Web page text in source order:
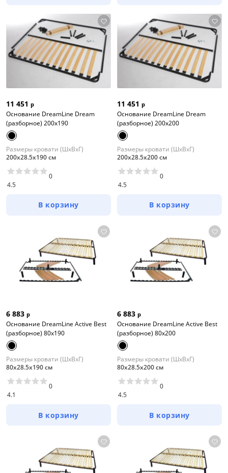
11 451 р
Основание DreamLine Dream
(разборное) 200x190
Размеры кровати (ШхВхГ)
200х28.5х190 см
4.5
0
В корзину
11 451 р
Основание DreamLine Dream
(разборное) 200x200
Размеры кровати (ШхВхГ)
200х28.5х200 см
4.5
0
В корзину
6 883 р
Основание DreamLine Active Best
(разборное) 80x190
Размеры кровати (ШхВхГ)
80х28.5х190 см
4.1
0
В корзину
6 883 р
Основание DreamLine Active Best
(разборное) 80x200
Размеры кровати (ШхВхГ)
80х28.5х200 см
4.5
0
В корзину